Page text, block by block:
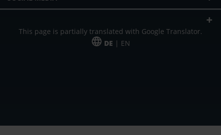
This page is partially translated with Google Translator.
DE | EN